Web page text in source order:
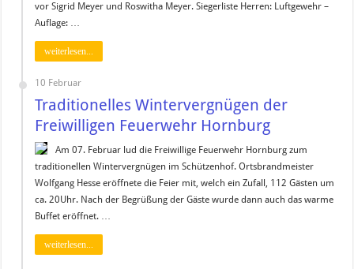
vor Sigrid Meyer und Roswitha Meyer. Siegerliste Herren: Luftgewehr –
Auflage: …
weiterlesen...
10 Februar
Traditionelles Wintervergnügen der
Freiwilligen Feuerwehr Hornburg
Am 07. Februar lud die Freiwillige Feuerwehr Hornburg zum
traditionellen Wintervergnügen im Schützenhof. Ortsbrandmeister
Wolfgang Hesse eröffnete die Feier mit, welch ein Zufall, 112 Gästen um
ca. 20Uhr. Nach der Begrüßung der Gäste wurde dann auch das warme
Buffet eröffnet. …
weiterlesen...